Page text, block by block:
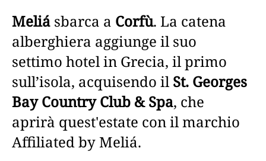
Meliá sbarca a Corfù. La catena
alberghiera aggiunge il suo
settimo hotel in Grecia, il primo
sull’isola, acquisendo ilSt. Georges
Bay Country Club & Spa, che
aprirà quest'estate con il marchio
Affiliated by Meliá.